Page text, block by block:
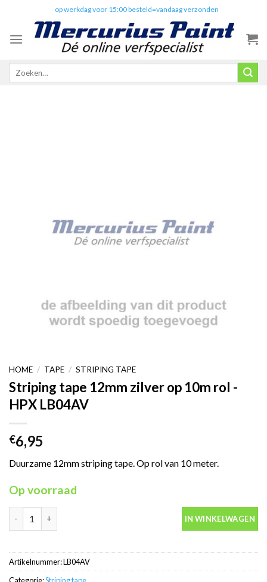
content
op werkdag voor 15:00 besteld=vandaag verzonden
Zoeken
HOME / TAPE / STRIPING TAPE
Striping tape 12mm zilver op 10m rol -
HPX LB04AV
€6,95
Duurzame 12mm striping tape. Op rol van 10 meter.
Op voorraad
IN WINKELWAGEN
Artikelnummer:LB04AV